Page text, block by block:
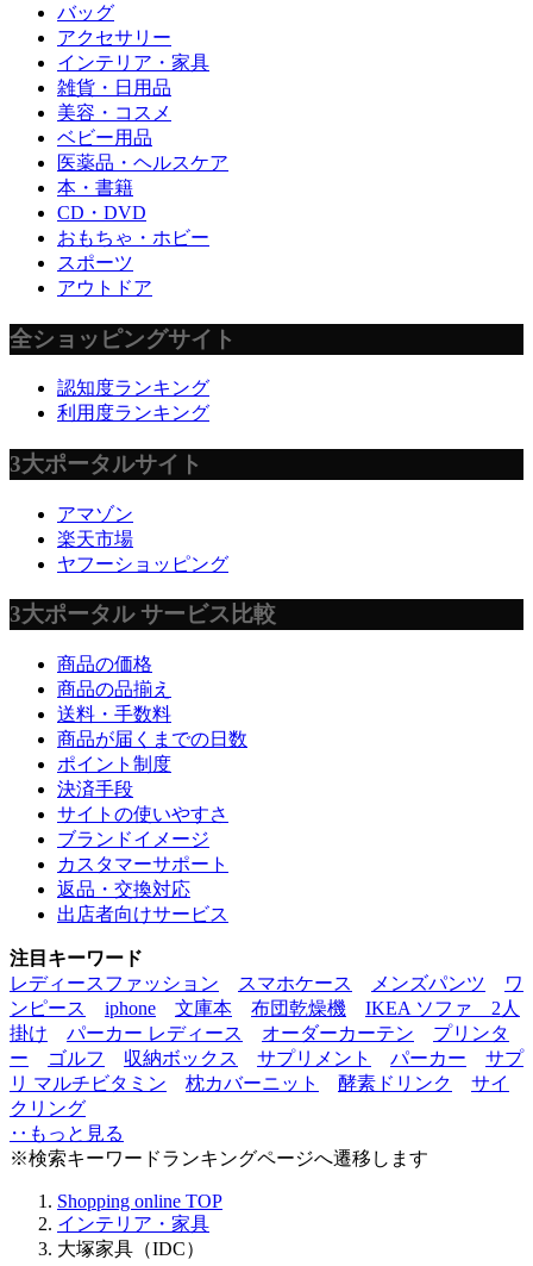
バッグ
アクセサリー
インテリア・家具
雑貨・日用品
美容・コスメ
ベビー用品
医薬品・ヘルスケア
本・書籍
CD・DVD
おもちゃ・ホビー
スポーツ
アウトドア
全ショッピングサイト
認知度ランキング
利用度ランキング
3大ポータルサイト
アマゾン
楽天市場
ヤフーショッピング
3大ポータル サービス比較
商品の価格
商品の品揃え
送料・手数料
商品が届くまでの日数
ポイント制度
決済手段
サイトの使いやすさ
ブランドイメージ
カスタマーサポート
返品・交換対応
出店者向けサービス
注目キーワード
レディースファッション
スマホケース メンズパンツ
ワ
ンピース
iphone 文庫本 布団乾燥機
IKEA ソファ 2人
掛け
パーカー レディース オーダーカーテン
プリンタ
ー
ゴルフ 収納ボックス サプリメント パーカー
サプ
リ マルチビタミン
枕カバーニット 酵素ドリンク
サイ
クリング
‥もっと見る
※検索キーワードランキングページへ遷移します
Shopping online TOP
インテリア・家具
大塚家具（IDC）